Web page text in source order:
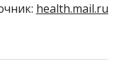
health.mail.ru